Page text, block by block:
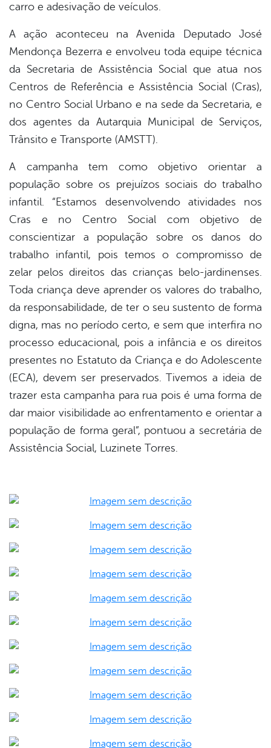
carro e adesivação de veículos.
A ação aconteceu na Avenida Deputado José
Mendonça Bezerra e envolveu toda equipe técnica
da Secretaria de Assistência Social que atua nos
Centros de Referência e Assistência Social (Cras),
no Centro Social Urbano e na sede da Secretaria, e
dos agentes da Autarquia Municipal de Serviços,
Trânsito e Transporte (AMSTT).
A campanha tem como objetivo orientar a
população sobre os prejuízos sociais do trabalho
infantil. “Estamos desenvolvendo atividades nos
Cras e no Centro Social com objetivo de
conscientizar a população sobre os danos do
trabalho infantil, pois temos o compromisso de
zelar pelos direitos das crianças belo-jardinenses.
Toda criança deve aprender os valores do trabalho,
da responsabilidade, de ter o seu sustento de forma
digna, mas no período certo, e sem que interfira no
processo educacional, pois a infância e os direitos
presentes no Estatuto da Criança e do Adolescente
(ECA), devem ser preservados. Tivemos a ideia de
trazer esta campanha para rua pois é uma forma de
dar maior visibilidade ao enfrentamento e orientar a
população de forma geral”, pontuou a secretária de
Assistência Social, Luzinete Torres.